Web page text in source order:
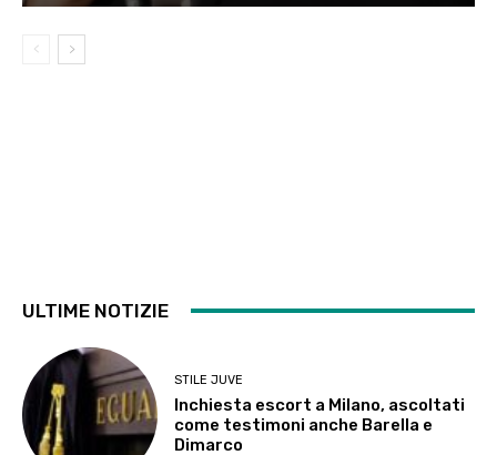
ULTIME NOTIZIE
STILE JUVE
Inchiesta escort a Milano, ascoltati
come testimoni anche Barella e
Dimarco